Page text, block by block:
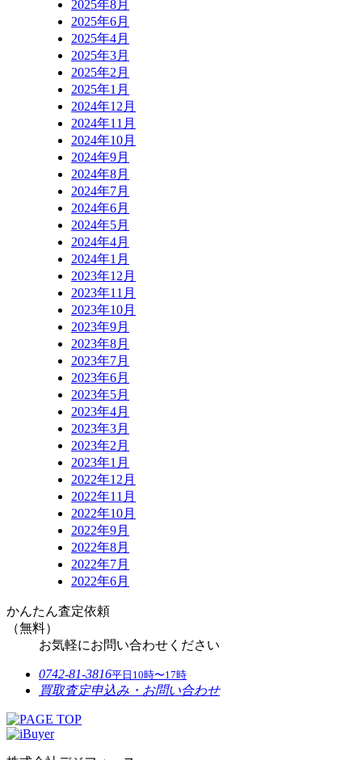
2025年8月
2025年6月
2025年4月
2025年3月
2025年2月
2025年1月
2024年12月
2024年11月
2024年10月
2024年9月
2024年8月
2024年7月
2024年6月
2024年5月
2024年4月
2024年1月
2023年12月
2023年11月
2023年10月
2023年9月
2023年8月
2023年7月
2023年6月
2023年5月
2023年4月
2023年3月
2023年2月
2023年1月
2022年12月
2022年11月
2022年10月
2022年9月
2022年8月
2022年7月
2022年6月
かんたん査定依頼
（無料）
お気軽にお問い合わせください
0742-81-3816平日10時〜17時
買取査定申込み・お問い合わせ